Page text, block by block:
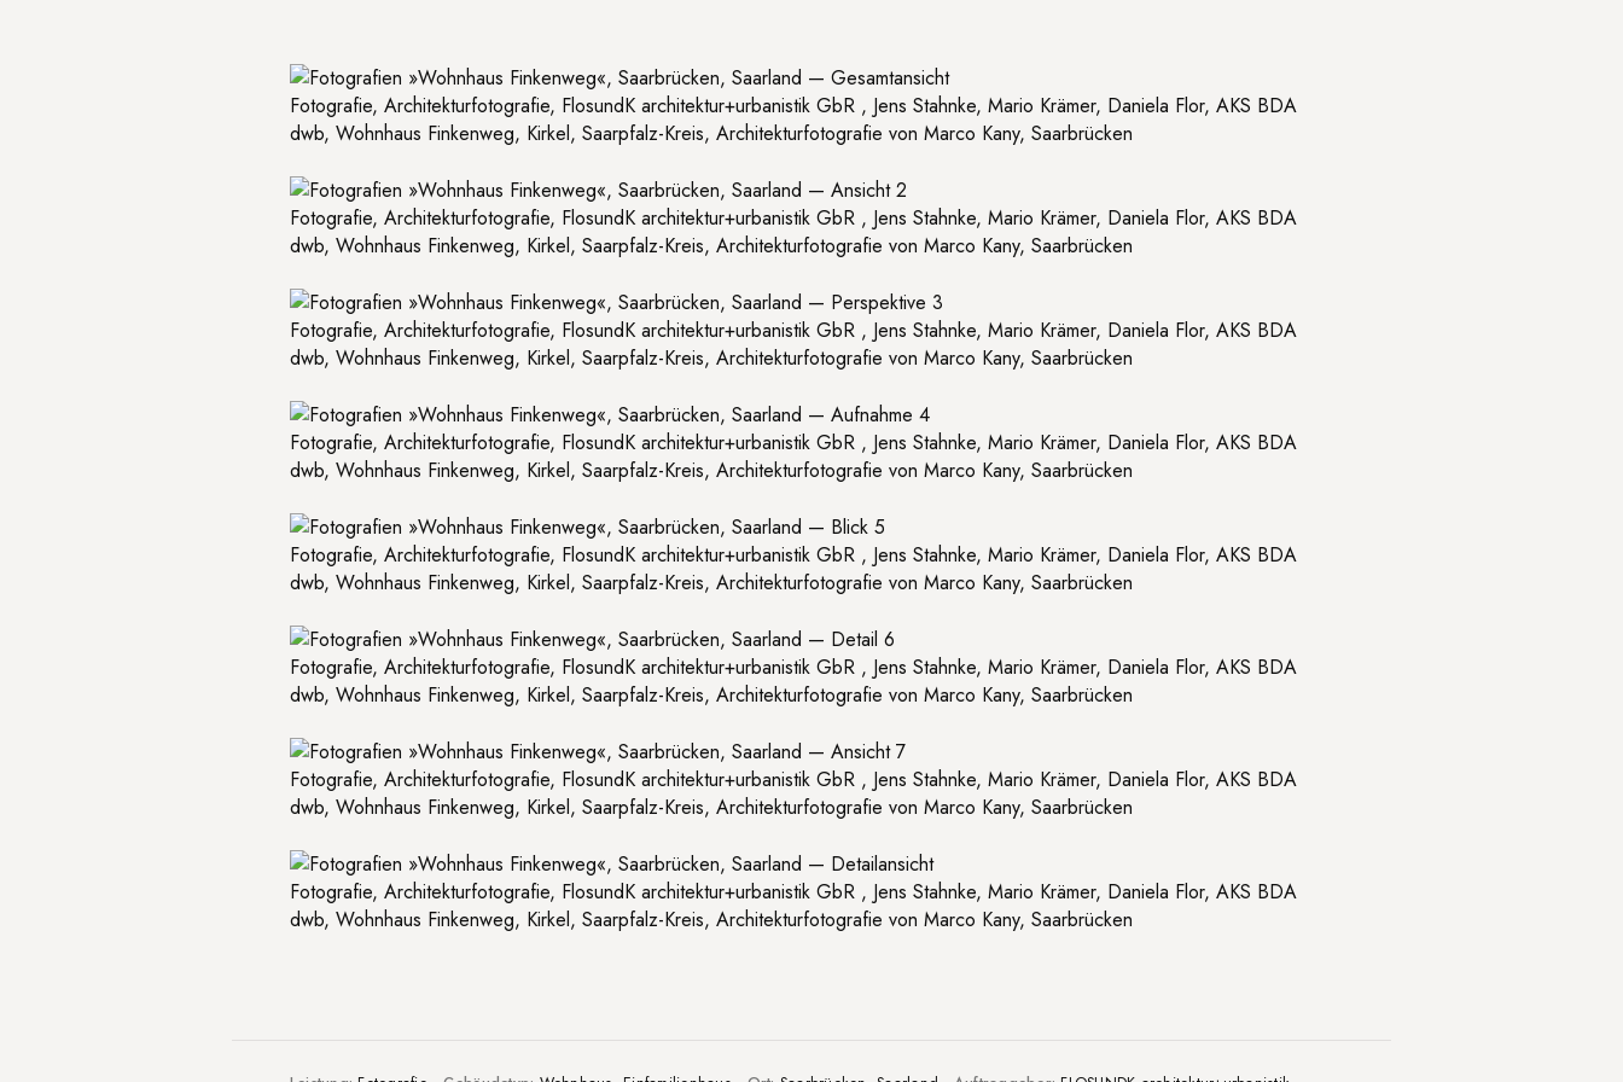
Fotografie, Architekturfotografie, FlosundK architektur+urbanistik GbR , Jens Stahnke, Mario Krämer, Daniela Flor, AKS BDA
dwb, Wohnhaus Finkenweg, Kirkel, Saarpfalz-Kreis, Architekturfotografie von Marco Kany, Saarbrücken
Fotografie, Architekturfotografie, FlosundK architektur+urbanistik GbR , Jens Stahnke, Mario Krämer, Daniela Flor, AKS BDA
dwb, Wohnhaus Finkenweg, Kirkel, Saarpfalz-Kreis, Architekturfotografie von Marco Kany, Saarbrücken
Fotografie, Architekturfotografie, FlosundK architektur+urbanistik GbR , Jens Stahnke, Mario Krämer, Daniela Flor, AKS BDA
dwb, Wohnhaus Finkenweg, Kirkel, Saarpfalz-Kreis, Architekturfotografie von Marco Kany, Saarbrücken
Fotografie, Architekturfotografie, FlosundK architektur+urbanistik GbR , Jens Stahnke, Mario Krämer, Daniela Flor, AKS BDA
dwb, Wohnhaus Finkenweg, Kirkel, Saarpfalz-Kreis, Architekturfotografie von Marco Kany, Saarbrücken
Fotografie, Architekturfotografie, FlosundK architektur+urbanistik GbR , Jens Stahnke, Mario Krämer, Daniela Flor, AKS BDA
dwb, Wohnhaus Finkenweg, Kirkel, Saarpfalz-Kreis, Architekturfotografie von Marco Kany, Saarbrücken
Fotografie, Architekturfotografie, FlosundK architektur+urbanistik GbR , Jens Stahnke, Mario Krämer, Daniela Flor, AKS BDA
dwb, Wohnhaus Finkenweg, Kirkel, Saarpfalz-Kreis, Architekturfotografie von Marco Kany, Saarbrücken
Fotografie, Architekturfotografie, FlosundK architektur+urbanistik GbR , Jens Stahnke, Mario Krämer, Daniela Flor, AKS BDA
dwb, Wohnhaus Finkenweg, Kirkel, Saarpfalz-Kreis, Architekturfotografie von Marco Kany, Saarbrücken
Fotografie, Architekturfotografie, FlosundK architektur+urbanistik GbR , Jens Stahnke, Mario Krämer, Daniela Flor, AKS BDA
dwb, Wohnhaus Finkenweg, Kirkel, Saarpfalz-Kreis, Architekturfotografie von Marco Kany, Saarbrücken